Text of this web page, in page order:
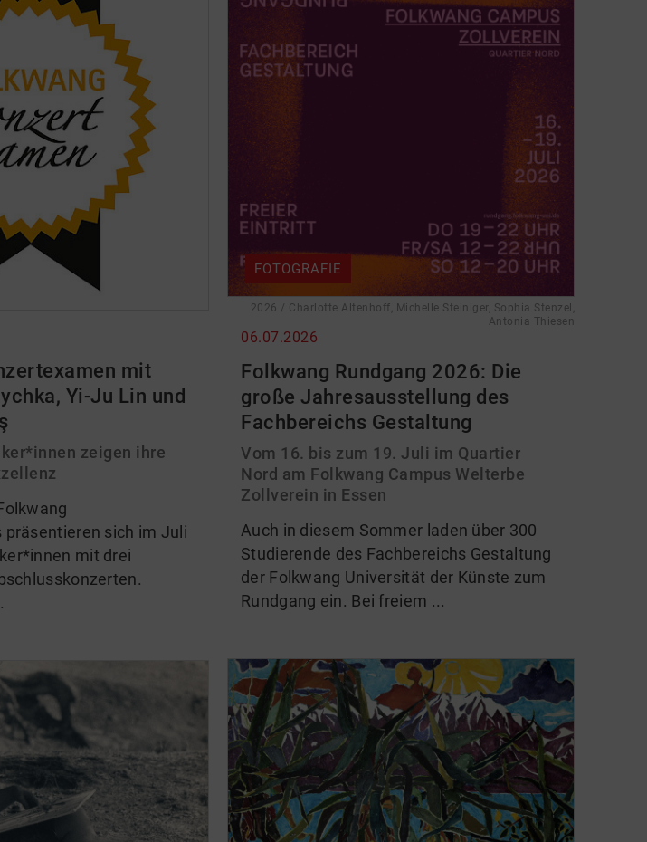
06.07.2026
Folkwang Rundgang 2026: Die
große Jahresausstellung des
Fachbereichs Gestaltung
Vom 16. bis zum 19. Juli im Quartier
Nord am Folkwang Campus Welterbe
Zollverein in Essen
Auch in diesem Sommer laden über 300
Studierende des Fachbereichs Gestaltung
der Folkwang Universität der Künste zum
Rundgang ein. Bei freiem ...
FOTOGRAFIE
2026 / Charlotte Altenhoff, Michelle Steiniger, Sophia Stenzel,
Antonia Thiesen
mit
Yi-Ju Lin und
zeigen ihre
präsentieren sich im Juli
mit drei